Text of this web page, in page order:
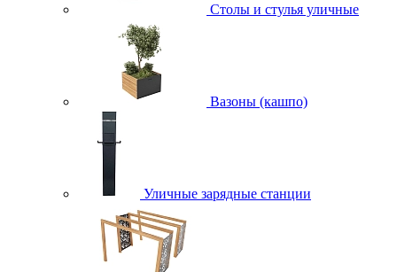
Столы и стулья уличные
Вазоны (кашпо)
Уличные зарядные станции